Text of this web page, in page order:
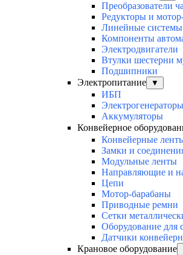
Преобразователи
Редукторы и
Линейные системы
Компоненты
Электродвигатели
Втулки шестерни
Подшипники
Электропитание
▼
ИБП
Электрогенераторы
Аккумуляторы
Конвейерное
Конвейерные
Замки и
Модульные ленты
Направляющие и
Цепи
Мотор-барабаны
Приводные ремни
Сетки
Оборудование для
Датчики
Крановое оборудование